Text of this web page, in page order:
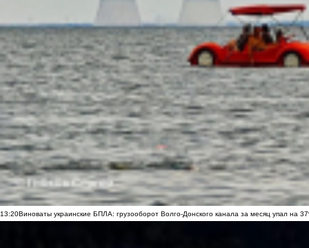
13:20Виноваты украинские БПЛА: грузооборот Волго-Донского канала за месяц упал на